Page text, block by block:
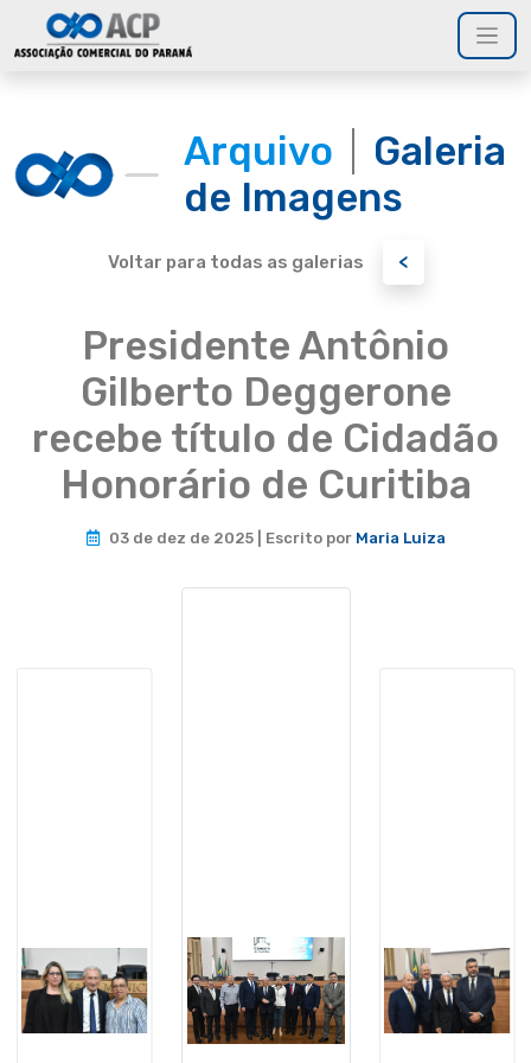
Arquivo
Galeria
de Imagens
Voltar para todas as galerias <
Presidente Antônio
Gilberto Deggerone
recebe título de Cidadão
Honorário de Curitiba
03 de dez de 2025 | Escrito por Maria Luiza